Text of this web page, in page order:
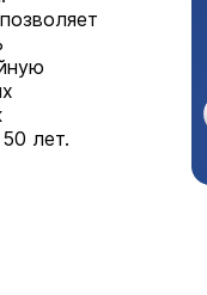
лет.